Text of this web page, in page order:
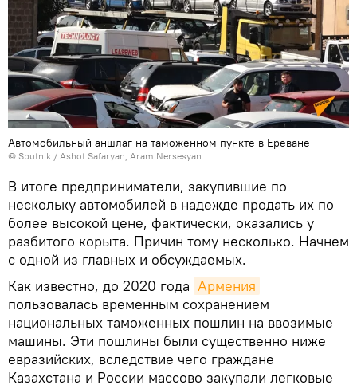
Автомобильный аншлаг на таможенном пункте в Ереване
© Sputnik / Ashot Safaryan, Aram Nersesyan
В итоге предприниматели, закупившие по
нескольку автомобилей в надежде продать их по
более высокой цене, фактически, оказались у
разбитого корыта. Причин тому несколько. Начнем
с одной из главных и обсуждаемых.
Как известно, до 2020 года Армения
пользовалась временным сохранением
национальных таможенных пошлин на ввозимые
машины. Эти пошлины были существенно ниже
евразийских, вследствие чего граждане
Казахстана и России массово закупали легковые